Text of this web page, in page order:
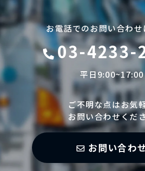
お電話でのお問い合わせ
03-4233-
平日9:00~17:00
ご不明な点はお気
お問い合わせくだ
お問い合わ